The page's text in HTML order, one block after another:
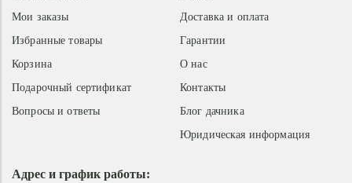
Адрес и график работы:
Доставка и оплата
Гарантии
О нас
Контакты
Блог дачника
Юридическая информация
Мои заказы
Избранные товары
Корзина
Подарочный сертификат
Вопросы и ответы